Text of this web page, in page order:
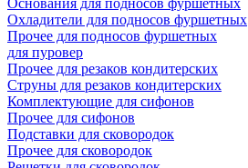
Основания для подносов фуршетных
Охладители для подносов фуршетных
Прочее для подносов фуршетных
для пуровер
Прочее для резаков кондитерских
Струны для резаков кондитерских
Комплектующие для сифонов
Прочее для сифонов
Подставки для сковородок
Прочее для сковородок